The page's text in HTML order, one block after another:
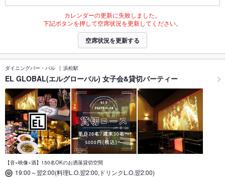
カレンダーの更新に失敗しました。
下記ボタンを押して空席状況を更新してください。
空席状況を更新する
ダイニングバー・バル 浜松駅
EL GLOBAL(エルグローバル) 女子会&貸切パーティー
【音×映像×酒】150名OKのお洒落貸切空間
19:00～翌2:00(料理L.O.翌2:00,ドリンクL.O.翌2:00)